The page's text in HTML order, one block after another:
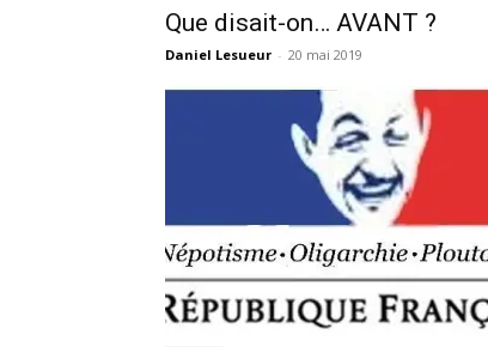
Que disait-on… AVANT ?
Daniel Lesueur - 20 mai 2019